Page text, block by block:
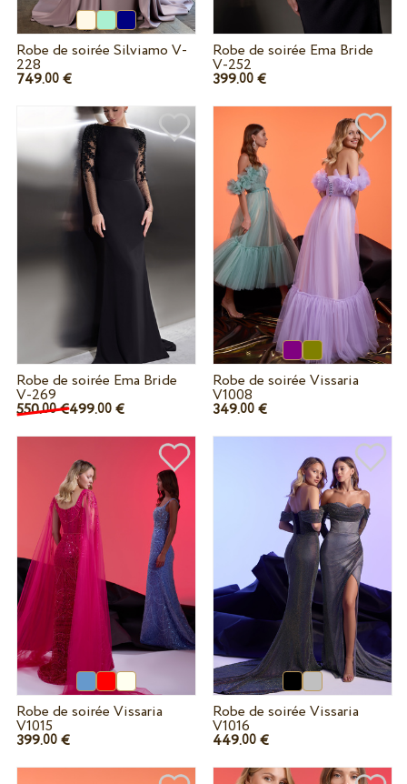
Robe de soirée Silviamo V-
228
749.00€
Robe de soirée Ema Bride
V-252
399.00 €
Robe de soirée Ema Bride
V-269
550.00€499.00€
Robe de soirée Vissaria
V1008
349.00 €
Robe de soirée Vissaria
V1015
399.00€
Robe de soirée Vissaria
V1016
449.00 €